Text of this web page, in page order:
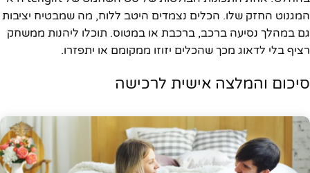
המגנוט החזק שלו. הכלים נצמדים היטב ללוח, מה שמבטיח יציבות
גם במהלך נסיעה ברכב, ברכבת או במטוס. תוכלו ליהנות ממשחק
רציף בלי לדאוג מכך שהכלים יזוזו ממקומם או יתפזרו.
סיכום והמלצה אישית לרכישה